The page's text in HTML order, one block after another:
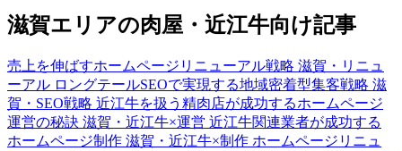
滋賀エリアの肉屋・近江牛向け記事
売上を伸ばすホームページリニューアル戦略 滋賀・リニュ
ーアル ロングテールSEOで実現する地域密着型集客戦略 滋
賀・SEO戦略 近江牛を扱う精肉店が成功するホームページ
運営の秘訣 滋賀・近江牛×運営 近江牛関連業者が成功する
ホームページ制作 滋賀・近江牛×制作 ホームページリニュ